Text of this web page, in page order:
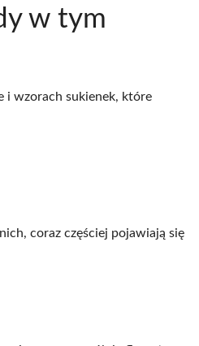
w tym
i wzorach sukienek, które
coraz częściej pojawiają się